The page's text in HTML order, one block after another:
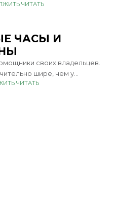
говорится в новом
ЧИТАТЬ
ЧАСЫ И
своих владельцев.
шире, чем у
заслуженно называют
ЧИТАТЬ